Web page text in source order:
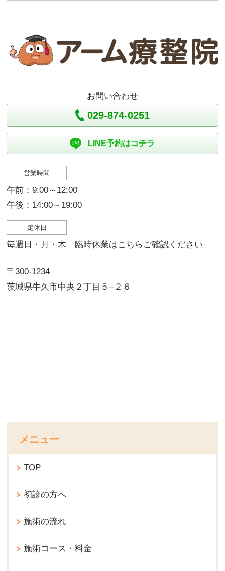
お問い合わせ
029-874-0251
LINE予約はコチラ
営業時間
午前：9:00～12:00
午後：14:00～19:00
定休日
毎週日・月・木 臨時休業はこちら ご確認ください
〒300-1234
茨城県牛久市中央２丁目５−２６
メニュー
TOP
初診の方へ
施術の流れ
施術コース・料金